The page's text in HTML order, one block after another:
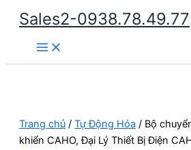
Nhảy
dung
Sales2-0938.78.49.77
Main
Menu
Trang chủ / Tự Động Hóa / Bộ
khiển CAHO, Đại Lý Thiết Bị Điện